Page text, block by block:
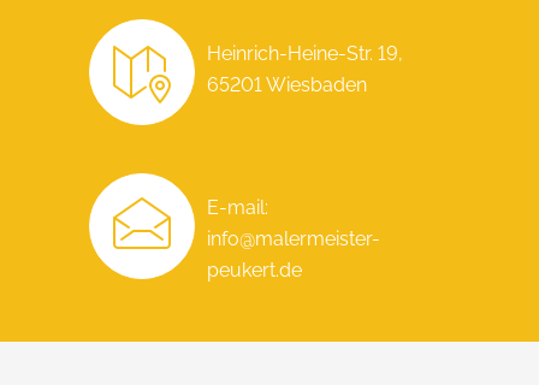
Heinrich-Heine-Str. 19,
65201 Wiesbaden
E-mail:
info@malermeister-
peukert.de